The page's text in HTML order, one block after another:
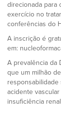
direcionada para
exercício no
conferências do
A inscrição é
em:
A prevalência da
que um milhão
acidente
insuficiência